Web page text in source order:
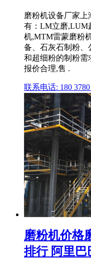
磨粉机设备厂家
有：LM立磨,LUM
机,MTM雷蒙磨粉
备、石灰石制粉、
和超细粉的制粉需
报价合理,售 .
联系电话: 180 3780
磨粉机价格
排行 阿里巴